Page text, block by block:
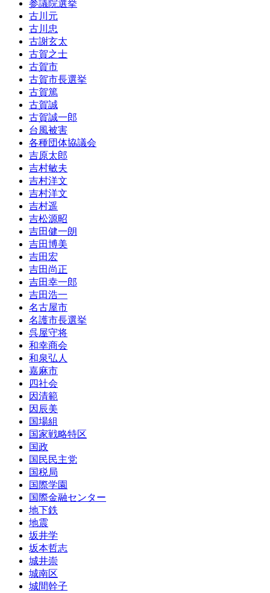
参議院選挙
古川元
古川忠
古謝玄太
古賀之士
古賀市
古賀市長選挙
古賀篤
古賀誠
古賀誠一郎
台風被害
各種団体協議会
吉原太郎
吉村敏夫
吉村洋文
吉村洋文
吉村遥
吉松源昭
吉田健一朗
吉田博美
吉田宏
吉田尚正
吉田幸一郎
吉田浩一
名古屋市
名護市長選挙
呉屋守将
和幸商会
和泉弘人
嘉麻市
四社会
因清範
因辰美
国場組
国家戦略特区
国政
国民民主党
国税局
国際学園
国際金融センター
地下鉄
地震
坂井学
坂本哲志
城井崇
城南区
城間幹子